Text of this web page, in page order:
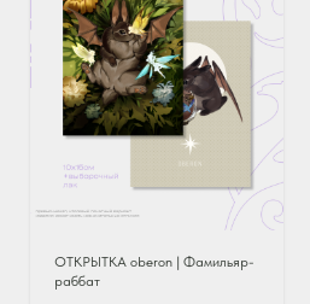
ОТКРЫТКА oberon | Фамильяр-
раббат